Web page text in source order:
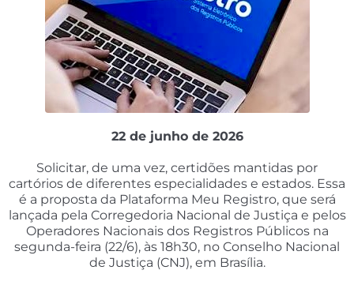
22 de junho de 2026
Solicitar, de uma vez, certidões mantidas por
cartórios de diferentes especialidades e estados. Essa
é a proposta da Plataforma Meu Registro, que será
lançada pela Corregedoria Nacional de Justiça e pelos
Operadores Nacionais dos Registros Públicos na
segunda-feira (22/6), às 18h30, no Conselho Nacional
de Justiça (CNJ), em Brasília.